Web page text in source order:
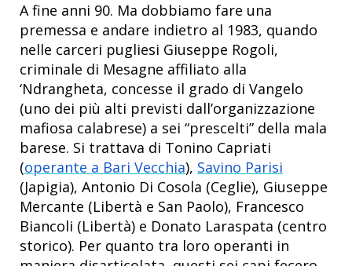
A fine anni 90. Ma dobbiamo fare una
premessa e andare indietro al 1983, quando
nelle carceri pugliesi Giuseppe Rogoli,
criminale di Mesagne affiliato alla
‘Ndrangheta, concesse il grado di Vangelo
(uno dei più alti previsti dall’organizzazione
mafiosa calabrese) a sei “prescelti” della mala
barese. Si trattava di Tonino Capriati
(operante a Bari Vecchia), Savino Parisi
(Japigia), Antonio Di Cosola (Ceglie), Giuseppe
Mercante (Libertà e San Paolo), Francesco
Biancoli (Libertà) e Donato Laraspata (centro
storico). Per quanto tra loro operanti in